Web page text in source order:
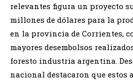
relevantes figura un proyecto
millones de dólares para la
en la provincia de Corrientes,
mayores desembolsos
foresto industria argentina.
nacional destacaron que estos